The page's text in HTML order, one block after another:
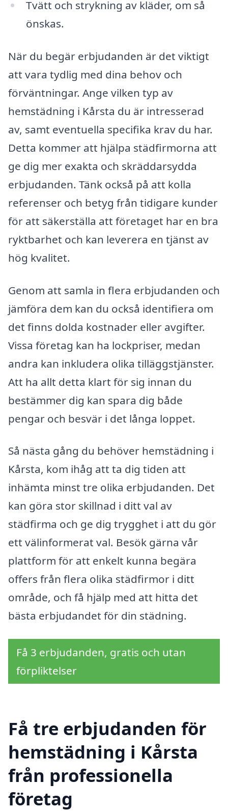
Tvätt och strykning av kläder, om så
önskas.
När du begär erbjudanden är det viktigt
att vara tydlig med dina behov och
förväntningar. Ange vilken typ av
hemstädning i Kårsta du är intresserad
av, samt eventuella specifika krav du har.
Detta kommer att hjälpa städfirmorna att
ge dig mer exakta och skräddarsydda
erbjudanden. Tänk också på att kolla
referenser och betyg från tidigare kunder
för att säkerställa att företaget har en bra
ryktbarhet och kan leverera en tjänst av
hög kvalitet.
Genom att samla in flera erbjudanden och
jämföra dem kan du också identifiera om
det finns dolda kostnader eller avgifter.
Vissa företag kan ha lockpriser, medan
andra kan inkludera olika tilläggstjänster.
Att ha allt detta klart för sig innan du
bestämmer dig kan spara dig både
pengar och besvär i det långa loppet.
Så nästa gång du behöver hemstädning i
Kårsta, kom ihåg att ta dig tiden att
inhämta minst tre olika erbjudanden. Det
kan göra stor skillnad i ditt val av
städfirma och ge dig trygghet i att du gör
ett välinformerat val. Besök gärna vår
plattform för att enkelt kunna begära
offers från flera olika städfirmor i ditt
område, och få hjälp med att hitta det
bästa erbjudandet för din städning.
Få 3 erbjudanden, gratis och utan
förpliktelser
Få tre erbjudanden för
hemstädning i Kårsta
från professionella
företag